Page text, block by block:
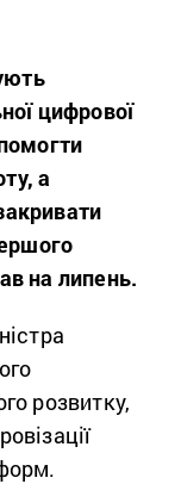
цифрової
а
на липень.
розвитку,